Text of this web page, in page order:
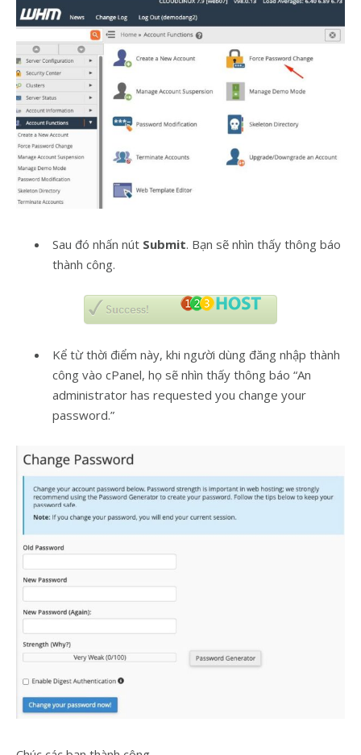
Sau đó nhấn nút Submit. Bạn sẽ nhìn thấy thông báo
thành công.
Kể từ thời điểm này, khi người dùng đăng nhập thành
công vào cPanel, họ sẽ nhìn thấy thông báo “An
administrator has requested you change your
password.”